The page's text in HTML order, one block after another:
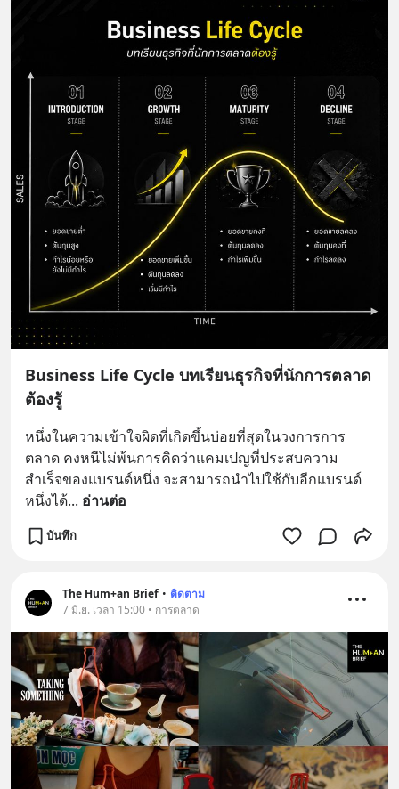
Business Life Cycle บทเรียนธุรกิจที่นักการตลาด
ต้องรู้
หนึ่งในความเข้าใจผิดที่เกิดขึ้นบ่อยที่สุดในวงการการ
ตลาด คงหนีไม่พ้นการคิดว่าแคมเปญที่ประสบความ
สำเร็จของแบรนด์หนึ่ง จะสามารถนำไปใช้กับอีกแบรนด์
หนึ่งได้... อ่านต่อ
บันทึก
The Hum+an Brief • ติดตาม
7 มิ.ย. เวลา 15:00 • การตลาด